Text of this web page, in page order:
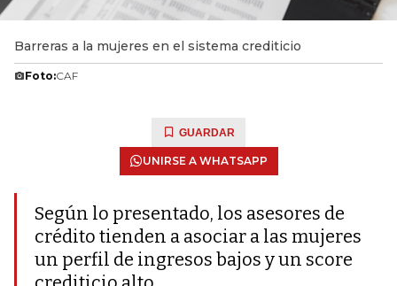
Barreras a la mujeres en el sistema crediticio
Foto:CAF
GUARDAR
UNIRSE A WHATSAPP
Según lo presentado, los asesores de
crédito tienden a asociar a las mujeres
un perfil de ingresos bajos y un score